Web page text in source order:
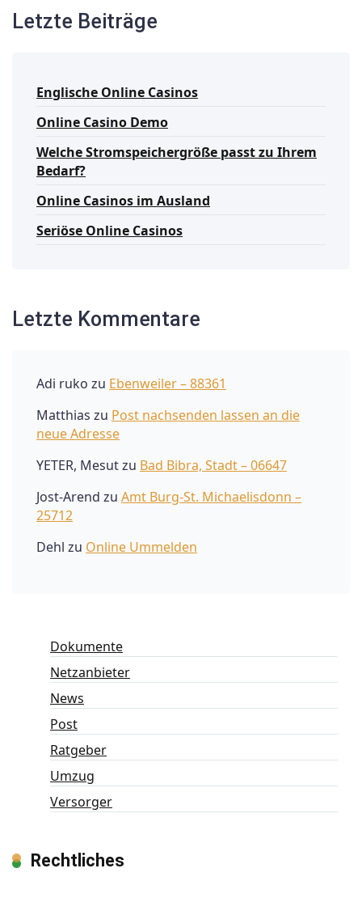
Letzte Beiträge
Englische Online Casinos
Online Casino Demo
Welche Stromspeichergröße passt zu Ihrem
Bedarf?
Online Casinos im Ausland
Seriöse Online Casinos
Letzte Kommentare
Adi ruko zu Ebenweiler – 88361
Matthias zu Post nachsenden lassen an die
neue Adresse
YETER, Mesutzu Bad Bibra, Stadt – 06647
Jost-Arend zu Amt Burg-St. Michaelisdonn –
25712
Dehl zu Online Ummelden
Dokumente
Netzanbieter
News
Post
Ratgeber
Umzug
Versorger
Rechtliches